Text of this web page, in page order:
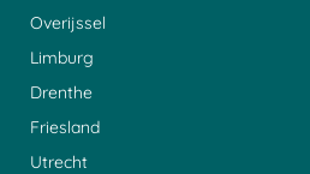
Overijssel
Limburg
Drenthe
Friesland
Utrecht